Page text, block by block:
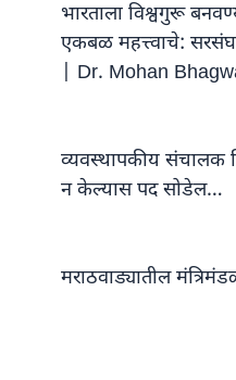
भारताला विश्वगुरू
एकबळ महत्त्वाचे:
| Dr. Mohan
व्यवस्थापकीय संचालक
न केल्यास पद सोडेल…
मराठवाड्यातील